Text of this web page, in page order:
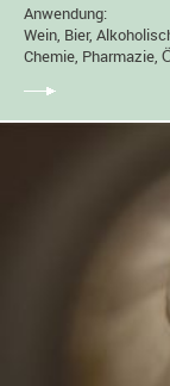
Anwendung:
Wein, Bier,
Chemie, Pharmazie,